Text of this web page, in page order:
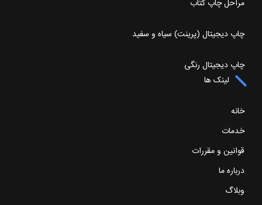
مراحل چاپ کتاب
چاپ دیجیتال (پرینت) سیاه و سفید
چاپ دیجیتال رنگی
لینک ها
خانه
خدمات
قوانین و مقررات
درباره ما
وبلاگ